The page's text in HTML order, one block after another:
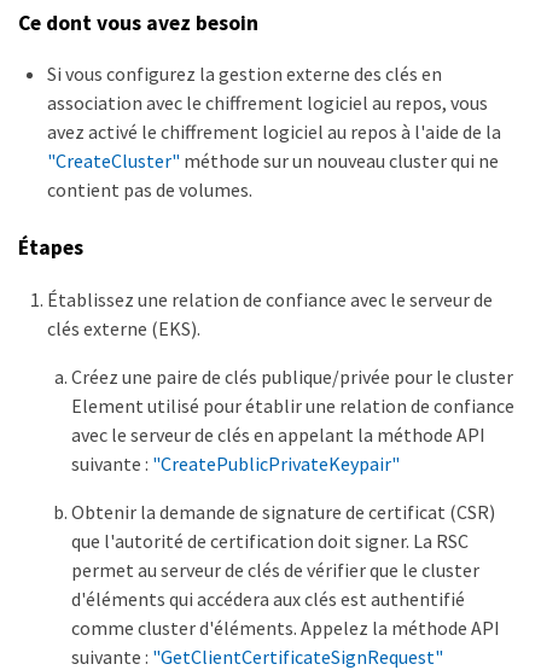
Ce dont vous avez besoin
Si vous configurez la gestion externe des clés en
association avec le chiffrement logiciel au repos, vous
avez activé le chiffrement logiciel au repos à l'aide de la
"CreateCluster" méthode sur un nouveau cluster qui ne
contient pas de volumes.
Étapes
Établissez une relation de confiance avec le serveur de
clés externe (EKS).
Créez une paire de clés publique/privée pour le cluster
Element utilisé pour établir une relation de confiance
avec le serveur de clés en appelant la méthode API
suivante : "CreatePublicPrivateKeypair"
Obtenir la demande de signature de certificat (CSR)
que l'autorité de certification doit signer. La RSC
permet au serveur de clés de vérifier que le cluster
d'éléments qui accédera aux clés est authentifié
comme cluster d'éléments. Appelez la méthode API
suivante : "GetClientCertificateSignRequest"